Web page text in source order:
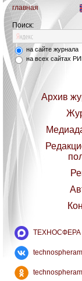
главная
Поиск:
на сайте журнала
на всех сайтах
Архив
ТЕХНОСФЕРА